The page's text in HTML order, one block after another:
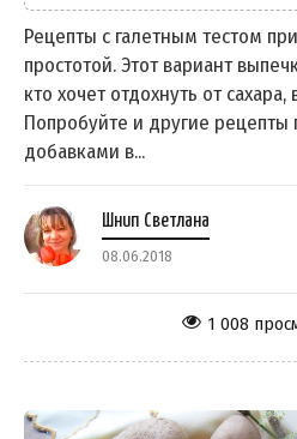
Рецепты с галетным тестом
простотой. Этот вариант
кто хочет отдохнуть от
Попробуйте и другие рецепты
добавками в...
Шнип Светлана
08.06.2018
1 008